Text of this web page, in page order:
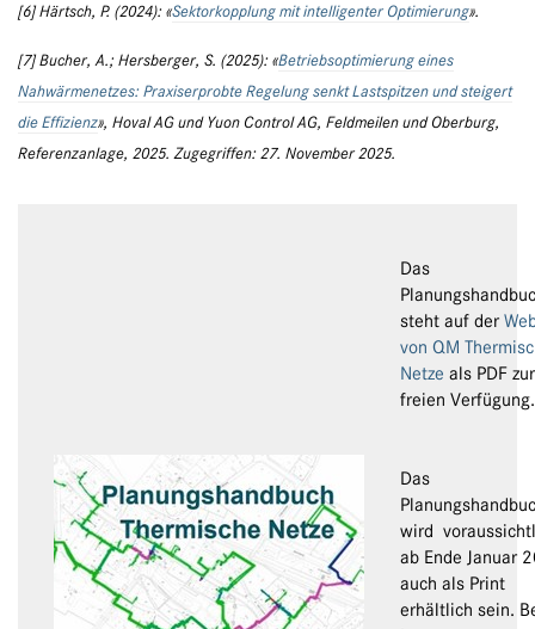
[6] Härtsch, P. (2024): «Sektorkopplung mit intelligenter Optimierung».
[7] Bucher, A.; Hersberger, S. (2025): «Betriebsoptimierung eines
Nahwärmenetzes: Praxiserprobte Regelung senkt Lastspitzen und steigert
die Effizienz», Hoval AG und Yuon Control AG, Feldmeilen und Oberburg,
Referenzanlage, 2025. Zugegriffen: 27. November 2025.
Das
steht auf der
von QM
Netze als PDF zur
freien Verfügung.
Das
wird
ab Ende Januar
auch als Print
erhältlich sein.